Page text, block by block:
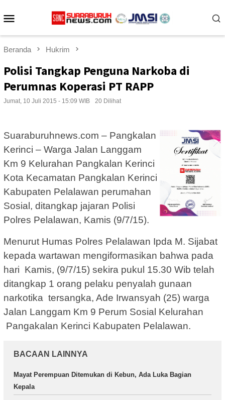
ke
Beranda Hukrim
Polisi Tangkap Penguna Narkoba di
Perumnas Koperasi PT RAPP
Jumat, 10 Juli 2015 - 15:09 WIB 20 Dilihat
Suaraburuhnews.com – Pangkalan
Kerinci – Warga Jalan Langgam
Km 9 Kelurahan Pangkalan Kerinci
Kota Kecamatan Pangkalan Kerinci
Kabupaten Pelalawan perumahan
Sosial, ditangkap jajaran Polisi
Polres Pelalawan, Kamis (9/7/15).
Menurut Humas Polres Pelalawan Ipda M. Sijabat
kepada wartawan mengiformasikan bahwa pada
hari Kamis, (9/7/15) sekira pukul 15.30 Wib telah
ditangkap 1 orang pelaku penyalah gunaan
narkotika tersangka, Ade Irwansyah (25) warga
Jalan Langgam Km 9 Perum Sosial Kelurahan
Pangakalan Kerinci Kabupaten Pelalawan.
BACAAN LAINNYA
Mayat Perempuan Ditemukan di Kebun, Ada Luka Bagian
Kepala